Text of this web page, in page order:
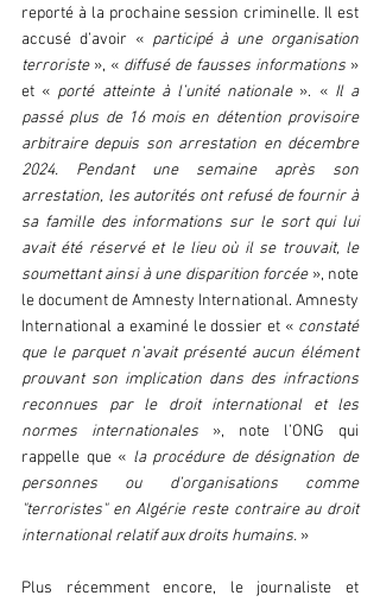
reporté à la prochaine session criminelle. Il est
accusé d’avoir « participé à une organisation
terroriste », « diffusé de fausses informations »
et « porté atteinte à l’unité nationale ». « Il a
passé plus de 16 mois en détention provisoire
arbitraire depuis son arrestation en décembre
2024. Pendant une semaine après son
arrestation, les autorités ont refusé de fournir à
sa famille des informations sur le sort qui lui
avait été réservé et le lieu où il se trouvait, le
soumettant ainsi à une disparition forcée », note
le document de Amnesty International. Amnesty
International a examiné le dossier et « constaté
que le parquet n’avait présenté aucun élément
prouvant son implication dans des infractions
reconnues par le droit international et les
normes internationales », note l’ONG qui
rappelle que « la procédure de désignation de
personnes ou d’organisations comme
"terroristes" en Algérie reste contraire au droit
international relatif aux droits humains. »
Plus récemment encore, le journaliste et